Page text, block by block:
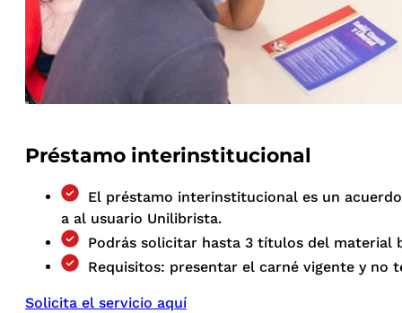
Préstamo interinstitucional
El préstamo interinstitucional es un
a al usuario Unilibrista.
Podrás solicitar hasta 3 títulos del material
Requisitos: presentar el carné vigente y no
Solicita el servicio aquí